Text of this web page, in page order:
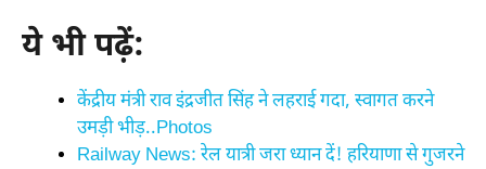
ये भी पढ़ें:
केंद्रीय मंत्री राव इंद्रजीत सिंह ने लहराई गदा, स्वागत करने
उमड़ी भीड़..Photos
Railway News: रेल यात्री जरा ध्यान दें! हरियाणा से गुजरने